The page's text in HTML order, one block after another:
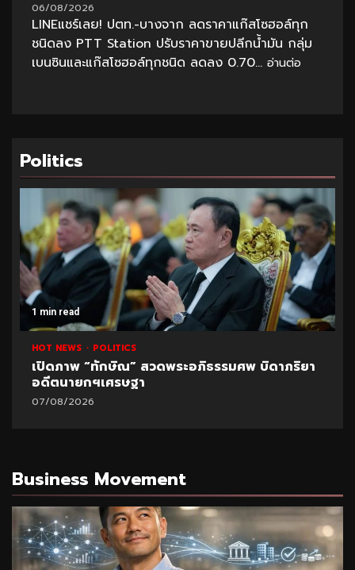
06/08/2026
LINEแชร์เลย! ปตท.-บางจาก ลดราคาแก๊สโซฮอล์ทุก
ชนิดลง PTT Station ปรับราคาขายปลีกน้ำมัน กลุ่ม
เบนซินและแก๊สโซฮอล์ทุกชนิด ลดลง 0.70... อ่านต่อ
Politics
1 min read
HOT NEWS POLITICS
เปิดภาพ “ทักษิณ” สวดพระอภิธรรมศพ บิดาภริยา
อดีตนายกฯเศรษฐา
07/08/2026
Business Movement